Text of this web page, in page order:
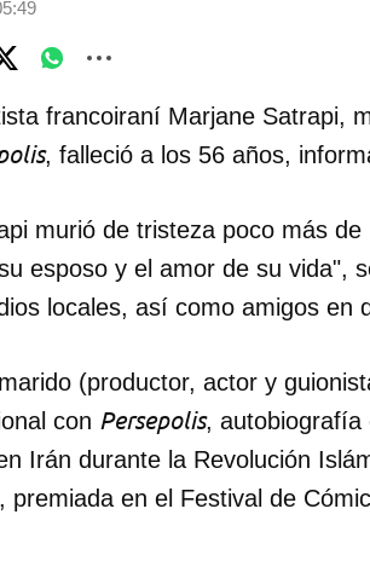
francoiraní Marjane Satrapi,
, falleció a los 56 años,
murió de tristeza poco más
esposo y el amor de su vida",
locales, así como amigos en
(productor, actor y
con Persepolis, autobiografía
Irán durante la Revolución
premiada en el Festival de